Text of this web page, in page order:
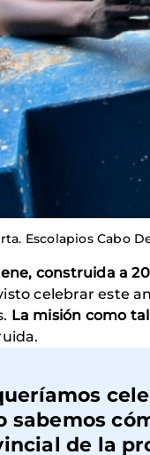
Escolapios Cabo
construida a
celebrar este
La misión como
sabemos
de la